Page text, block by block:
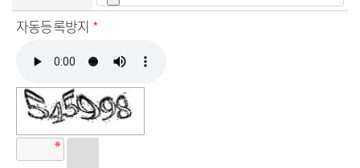
자동등록방지 *